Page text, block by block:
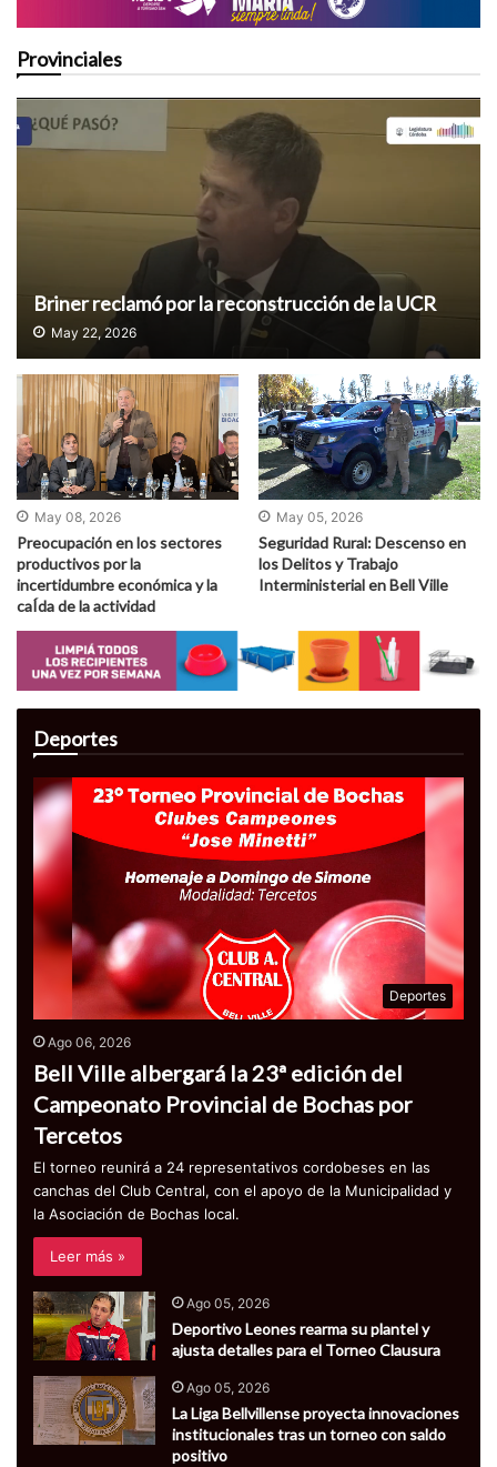
Provinciales
Briner reclamó por la reconstrucción de la UCR
May 22, 2026
May 08, 2026
Preocupación en los sectores
productivos por la
incertidumbre económica y la
caÍ­da de la actividad
May 05, 2026
Seguridad Rural: Descenso en
los Delitos y Trabajo
Interministerial en Bell Ville
Deportes
Deportes
Ago 06, 2026
Bell Ville albergará la 23ª edición del
Campeonato Provincial de Bochas por
Tercetos
El torneo reunirá a 24 representativos cordobeses en las
canchas del Club Central, con el apoyo de la Municipalidad y
la Asociación de Bochas local.
Leer más »
Ago 05, 2026
Deportivo Leones rearma su plantel y
ajusta detalles para el Torneo Clausura
Ago 05, 2026
La Liga Bellvillense proyecta innovaciones
institucionales tras un torneo con saldo
positivo